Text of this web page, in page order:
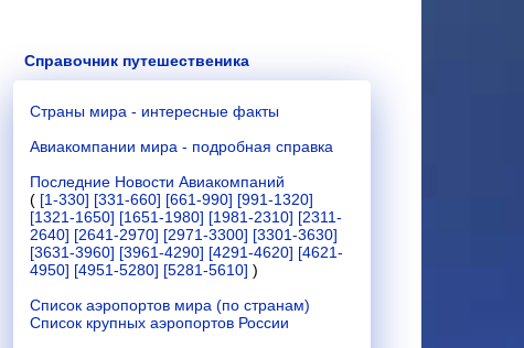
Справочник путешественика
Страны мира - интересные факты
Авиакомпании мира - подробная справка
Последние Новости Авиакомпаний
( [1-330] [331-660] [661-990] [991-1320]
[1321-1650] [1651-1980] [1981-2310] [2311-
2640] [2641-2970] [2971-3300] [3301-3630]
[3631-3960] [3961-4290] [4291-4620] [4621-
4950] [4951-5280] [5281-5610] )
Список аэропортов мира (по странам)
Список крупных аэропортов России